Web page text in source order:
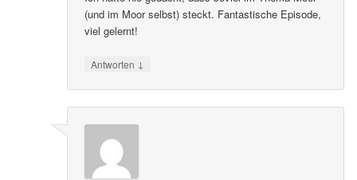
(und im Moor selbst) steckt. Fantastische Episode,
viel gelernt!
Antworten ↓